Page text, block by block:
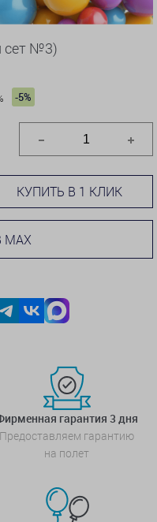
сет №3)
-5%
КУПИТЬ В 1 КЛИК
гарантия 3 дня
Предоставляем гарантию
на полет